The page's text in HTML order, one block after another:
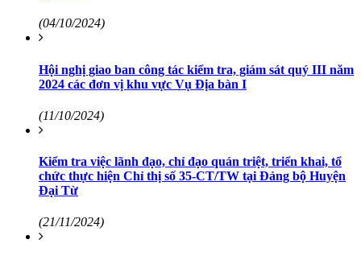
(04/10/2024)
Hội nghị giao ban công tác kiểm tra, giám sát quý III năm
2024 các đơn vị khu vực Vụ Địa bàn I
(11/10/2024)
Kiểm tra việc lãnh đạo, chỉ đạo quán triệt, triển khai, tổ
chức thực hiện Chỉ thị số 35-CT/TW tại Đảng bộ Huyện
Đại Từ
(21/11/2024)